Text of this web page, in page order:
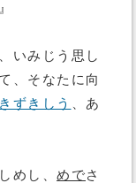
いみじう思し
、そなたに向
ずきしう
、あ
めし、 めでさ